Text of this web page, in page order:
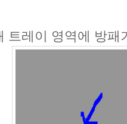
트레이 영역에 방패